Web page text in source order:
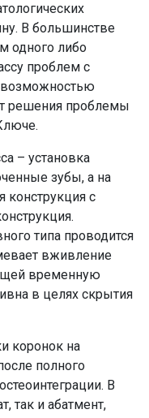
В большинстве
одного либо
проблем с
решения проблемы
– установка
зубы, а на
конструкция с
типа проводится
вживление
временную
в целях скрытия
коронок на
полного
В
так и абатмент,